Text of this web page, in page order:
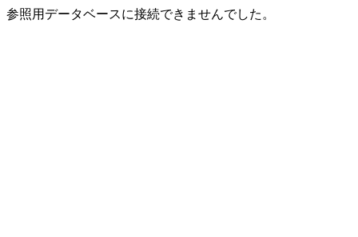
参照用データベースに接続できませんでした。